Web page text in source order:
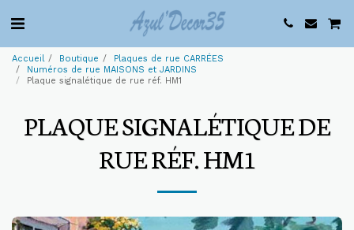
Accueil Boutique
Plaques de rue CARRÉES
Numéros de rue MAISONS et JARDINS
Plaque signalétique de rue réf. HM1
PLAQUE SIGNALÉTIQUE DE
RUE RÉF. HM1